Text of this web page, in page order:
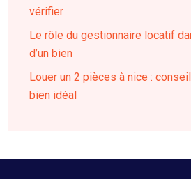
vérifier
Le rôle du gestionnaire locatif
d’un bien
Louer un 2 pièces à nice :
bien idéal